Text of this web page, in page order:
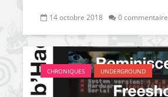
14 octobre 2018 0 commentaire
CHRONIQUES UNDERGROUND